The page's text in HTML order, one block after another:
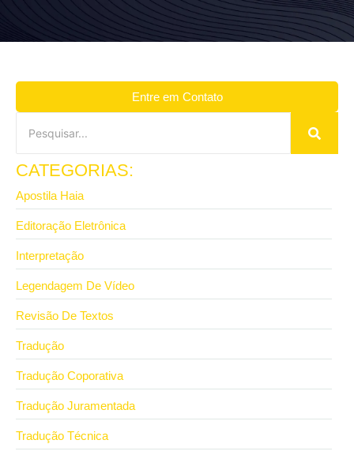
Entre em Contato
CATEGORIAS:
Apostila Haia
Editoração Eletrônica
Interpretação
Legendagem De Vídeo
Revisão De Textos
Tradução
Tradução Coporativa
Tradução Juramentada
Tradução Técnica